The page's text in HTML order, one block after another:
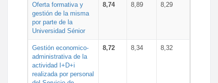
Oferta formativa y
gestión de la misma
por parte de la
Universidad Sénior
8,74 8,89 8,29
Gestión economico-
administrativa de la
actividad I+D+i
realizada por personal
8,72 8,34 8,32